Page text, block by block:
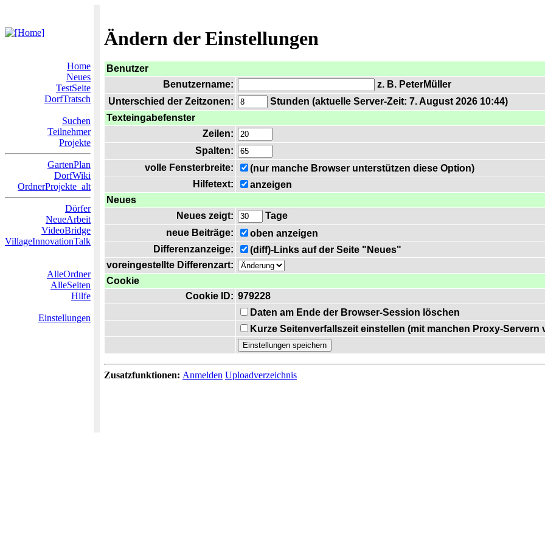
Ändern der Einstellungen
Home
Neues
TestSeite
DorfTratsch
Suchen
Teilnehmer
Projekte
GartenPlan
DorfWiki
OrdnerProjekte_alt
Dörfer
NeueArbeit
VideoBridge
VillageInnovationTalk
AlleOrdner
AlleSeiten
Hilfe
Einstellungen
Benutzer
Benutzername:
z. B. PeterMüller
Unterschied der Zeitzonen:
Stunden (aktuelle Server-Zeit: 7. August 2026 10:44)
Texteingabefenster
Zeilen:
Spalten:
volle Fensterbreite:
(nur manche Browser unterstützen diese Option)
Hilfetext:
anzeigen
Neues
Neues zeigt:
Tage
neue Beiträge:
oben anzeigen
Differenzanzeige:
(diff)-Links auf der Seite "Neues"
voreingestellte Differenzart:
Cookie
Cookie ID: 979228
Daten am Ende der Browser-Session löschen
Kurze Seitenverfallszeit einstellen (mit manchen Proxy-Servern
Zusatzfunktionen: Anmelden Uploadverzeichnis